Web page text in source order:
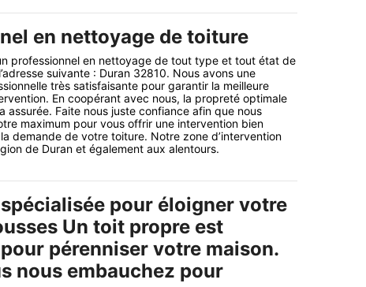
en nettoyage de toiture
professionnel en nettoyage de tout type et tout état de
suivante : Duran 32810. Nous avons une
très satisfaisante pour garantir la meilleure
En coopérant avec nous, la propreté optimale
assurée. Faite nous juste confiance afin que nous
maximum pour vous offrir une intervention bien
demande de votre toiture. Notre zone d’intervention
de Duran et également aux alentours.
pour éloigner votre
Un toit propre est
pérenniser votre maison.
nous embauchez pour